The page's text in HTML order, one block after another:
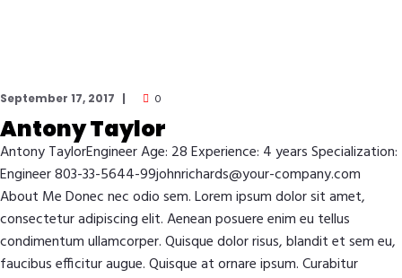
September 17, 2017 0
Antony Taylor
Antony TaylorEngineer Age: 28 Experience: 4 years Specialization:
Engineer 803-33-5644-99johnrichards@your-company.com
About Me Donec nec odio sem. Lorem ipsum dolor sit amet,
consectetur adipiscing elit. Aenean posuere enim eu tellus
condimentum ullamcorper. Quisque dolor risus, blandit et sem eu,
faucibus efficitur augue. Quisque at ornare ipsum. Curabitur